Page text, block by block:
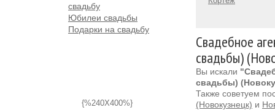
свадьбу
Юбилеи свадьбы
Подарки на свадьбу
{%240X400%}
Свадебное
свадьбы)
Вы искали
свадьбы)
Также советуем
(Новокузнецк) и